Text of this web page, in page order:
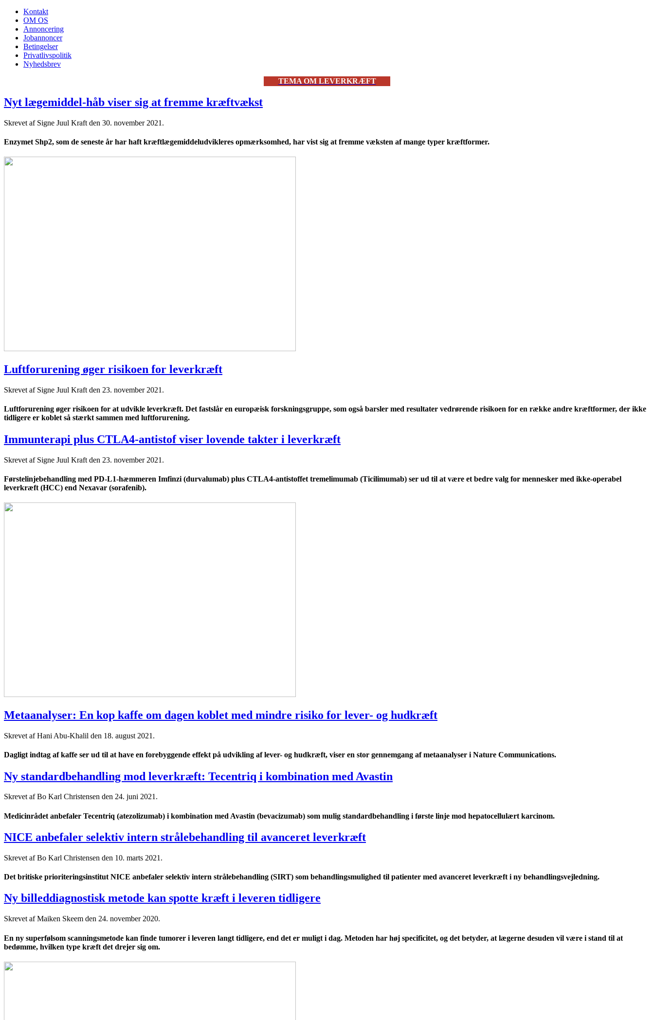
Kontakt
OM OS
Annoncering
Jobannoncer
Betingelser
Privatlivspolitik
Nyhedsbrev
TEMA OM LEVERKRÆFT
Nyt lægemiddel-håb viser sig at fremme kræftvækst
Skrevet af Signe Juul Kraft den 30. november 2021 .
Enzymet Shp2, som de seneste år har haft kræftlægemiddeludvikleres opmærksomhed, har vist sig at fremme væksten af ​​mange typer kræftformer.
Luftforurening øger risikoen for leverkræft
Skrevet af Signe Juul Kraft den 23. november 2021 .
Luftforurening øger risikoen for at udvikle leverkræft. Det fastslår en europæisk forskningsgruppe, som også barsler med resultater vedrørende risikoen for en række andre kræftformer, der ikke
tidligere er koblet så stærkt sammen med luftforurening.
Immunterapi plus CTLA4-antistof viser lovende takter i leverkræft
Skrevet af Signe Juul Kraft den 23. november 2021 .
Førstelinjebehandling med PD-L1-hæmmeren Imfinzi (durvalumab) plus CTLA4-antistoffet tremelimumab (Ticilimumab) ser ud til at være et bedre valg for mennesker med ikke-operabel
leverkræft (HCC) end Nexavar (sorafenib).
Metaanalyser: En kop kaffe om dagen koblet med mindre risiko for lever- og hudkræft
Skrevet af Hani Abu-Khalil den 18. august 2021 .
Dagligt indtag af kaffe ser ud til at have en forebyggende effekt på udvikling af lever- og hudkræft, viser en stor gennemgang af metaanalyser i Nature Communications.
Ny standardbehandling mod leverkræft: Tecentriq i kombination med Avastin
Skrevet af Bo Karl Christensen den 24. juni 2021.
Medicinrådet anbefaler Tecentriq (atezolizumab) i kombination med Avastin (bevacizumab) som mulig standardbehandling i første linje mod hepatocellulært karcinom.
NICE anbefaler selektiv intern strålebehandling til avanceret leverkræft
Skrevet af Bo Karl Christensen den 10. marts 2021 .
Det britiske prioriteringsinstitut NICE anbefaler selektiv intern strålebehandling (SIRT) som behandlingsmulighed til patienter med avanceret leverkræft i ny behandlingsvejledning.
Ny billeddiagnostisk metode kan spotte kræft i leveren tidligere
Skrevet af Maiken Skeem den 24. november 2020.
En ny superfølsom scanningsmetode kan finde tumorer i leveren langt tidligere, end det er muligt i dag. Metoden har høj specificitet, og det betyder, at lægerne desuden vil være i stand til at
bedømme, hvilken type kræft det drejer sig om.